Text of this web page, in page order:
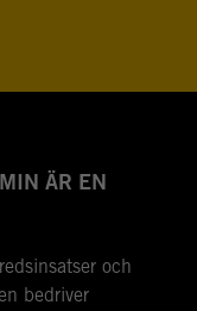
ÄR EN
och
bedriver